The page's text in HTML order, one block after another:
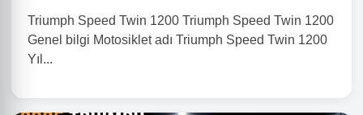
Triumph Speed ​​Twin 1200 Triumph Speed ​​Twin 1200
Genel bilgi Motosiklet adı Triumph Speed ​​Twin 1200
Yıl...